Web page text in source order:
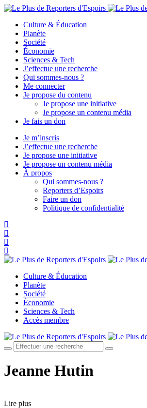
Culture & Éducation
Planète
Société
Économie
Sciences & Tech
J’effectue une recherche
Qui sommes-nous ?
Me connecter
Je propose du contenu
Je propose une initiative
Je propose un contenu média
Je fais un don
Je m’inscris
J’effectue une recherche
Je propose une initiative
Je propose un contenu média
À propos
Qui sommes-nous ?
Reporters d’Espoirs
Faire un don
Politique de confidentialité
Culture & Éducation
Planète
Société
Économie
Sciences & Tech
Accès membre
Jeanne Hutin
Lire plus